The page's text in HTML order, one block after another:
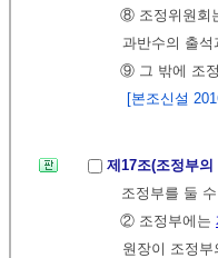
⑧ 조정위원회
과반수의 출
⑨ 그 밖에 조
[본조신설
제17조(조정부
조정부를 둘
② 조정부에는
원장이 조정